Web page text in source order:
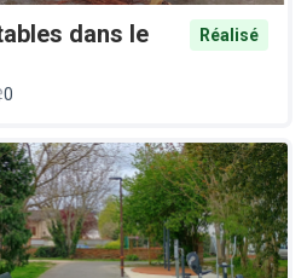
dans le
Réalisé
0